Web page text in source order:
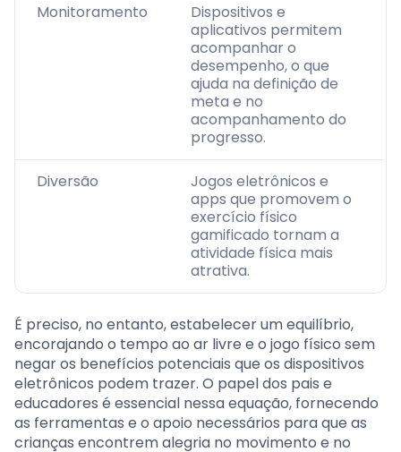
Monitoramento
Dispositivos e
aplicativos permitem
acompanhar o
desempenho, o que
ajuda na definição de
meta e no
acompanhamento do
progresso.
Diversão
Jogos eletrônicos e
apps que promovem o
exercício físico
gamificado tornam a
atividade física mais
atrativa.
É preciso, no entanto, estabelecer um equilíbrio,
encorajando o tempo ao ar livre e o jogo físico sem
negar os benefícios potenciais que os dispositivos
eletrônicos podem trazer. O papel dos pais e
educadores é essencial nessa equação, fornecendo
as ferramentas e o apoio necessários para que as
crianças encontrem alegria no movimento e no